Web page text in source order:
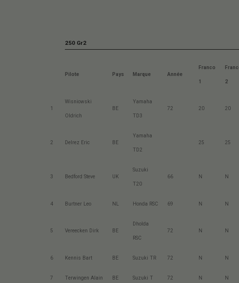
250 Gr2
Pilote Pays Marque Année
Franco
1 2
1
Wisniowski
Oldrich
BE
Yamaha
TD3
72 20 20
2 Delrez Eric BE
Yamaha
TD2
25 25
3 Bedford Steve UK
Suzuki
T20
66 N N
4 Burtner Leo NL Honda RSC 69 N N
5 Vereecken Dirk BE
Dholda
RSC
72 N N
6 Kennis Bart BE Suzuki TR 72 N N
7 Terwingen Alain BE Suzuki T 72 N N